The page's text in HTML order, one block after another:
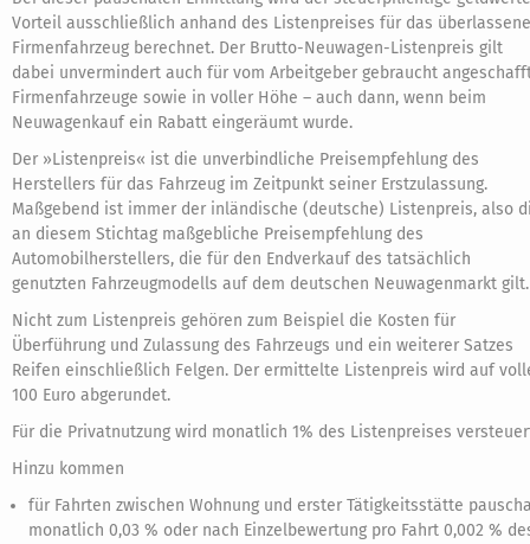
Vorteil ausschließlich anhand des Listenpreises für das überlassene
Firmenfahrzeug berechnet. Der Brutto-Neuwagen-Listenpreis gilt
dabei unvermindert auch für vom Arbeitgeber gebraucht
Firmenfahrzeuge sowie in voller Höhe – auch dann, wenn beim
Neuwagenkauf ein Rabatt eingeräumt wurde.
Der »Listenpreis« ist die unverbindliche Preisempfehlung des
Herstellers für das Fahrzeug im Zeitpunkt seiner Erstzulassung.
Maßgebend ist immer der inländische (deutsche) Listenpreis, also
an diesem Stichtag maßgebliche Preisempfehlung des
Automobilherstellers, die für den Endverkauf des tatsächlich
genutzten Fahrzeugmodells auf dem deutschen Neuwagenmarkt gilt.
Nicht zum Listenpreis gehören zum Beispiel die Kosten für
Überführung und Zulassung des Fahrzeugs und ein weiterer Satzes
Reifen einschließlich Felgen. Der ermittelte Listenpreis wird auf
100 Euro abgerundet.
Für die Privatnutzung wird monatlich 1% des Listenpreises
Hinzu kommen
für Fahrten zwischen Wohnung und erster Tätigkeitsstätte
monatlich 0,03 % oder nach Einzelbewertung pro Fahrt 0,002 %